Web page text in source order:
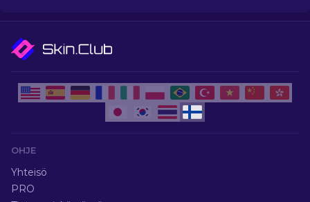
OHJE
Yhteisö
PRO